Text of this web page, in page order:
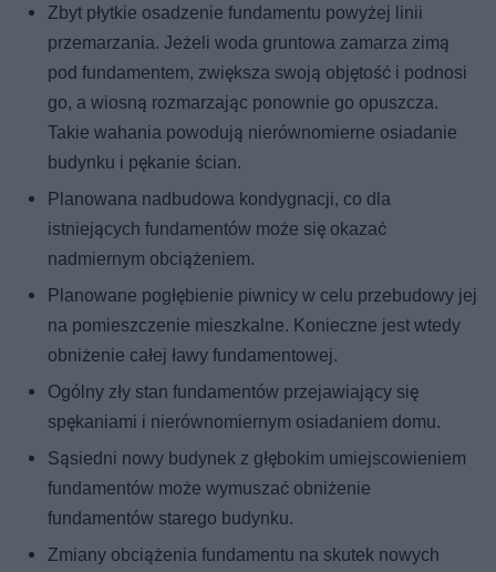
Zbyt płytkie osadzenie fundamentu powyżej linii
przemarzania. Jeżeli woda gruntowa zamarza zimą
pod fundamentem, zwiększa swoją objętość i podnosi
go, a wiosną rozmarzając ponownie go opuszcza.
Takie wahania powodują nierównomierne osiadanie
budynku i pękanie ścian.
Planowana nadbudowa kondygnacji, co dla
istniejących fundamentów może się okazać
nadmiernym obciążeniem.
Planowane pogłębienie piwnicy w celu przebudowy jej
na pomieszczenie mieszkalne. Konieczne jest wtedy
obniżenie całej ławy fundamentowej.
Ogólny zły stan fundamentów przejawiający się
spękaniami i nierównomiernym osiadaniem domu.
Sąsiedni nowy budynek z głębokim umiejscowieniem
fundamentów może wymuszać obniżenie
fundamentów starego budynku.
Zmiany obciążenia fundamentu na skutek nowych